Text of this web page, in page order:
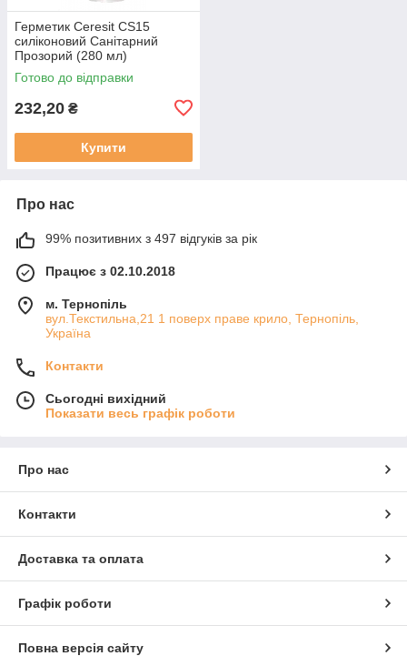
Герметик Ceresit CS15
силіконовий Санітарний
Прозорий (280 мл)
Готово до відправки
232,20 ₴
Купити
Про нас
99% позитивних з 497 відгуків за рік
Працює з 02.10.2018
м. Тернопіль
вул.Текстильна,21 1 поверх праве крило, Тернопіль,
Україна
Контакти
Сьогодні вихідний
Показати весь графік роботи
Про нас
Контакти
Доставка та оплата
Графік роботи
Повна версія сайту